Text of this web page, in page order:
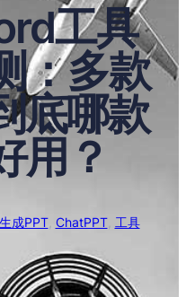
工具
：多款
底哪款
用？
成PPT, ChatPPT, 工具